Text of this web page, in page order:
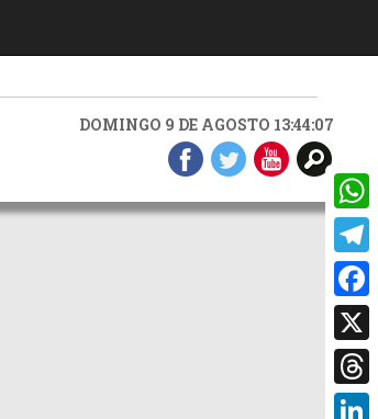
DOMINGO 9 DE AGOSTO 13:44:08
X